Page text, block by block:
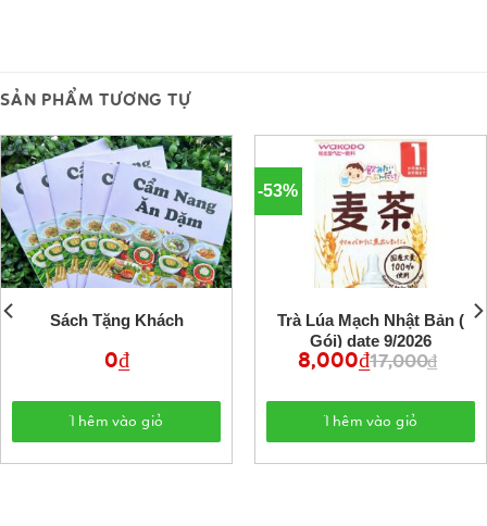
SẢN PHẨM TƯƠNG TỰ
Sách Tặng Khách
0₫
Thêm vào giỏ
-53%
Trà Lúa Mạch Nhật Bản (
Gói) date 9/2026
17,000₫
Giá
gốc
17,000 ₫.
8,000₫Giá
hiện
là:
8,000 ₫.
Thêm vào giỏ